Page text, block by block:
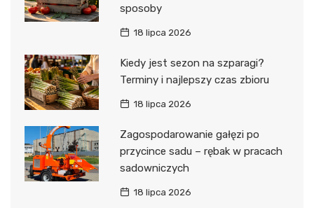
sposoby
18 lipca 2026
Kiedy jest sezon na szparagi?
Terminy i najlepszy czas zbioru
18 lipca 2026
Zagospodarowanie gałęzi po
przycince sadu – rębak w pracach
sadowniczych
18 lipca 2026